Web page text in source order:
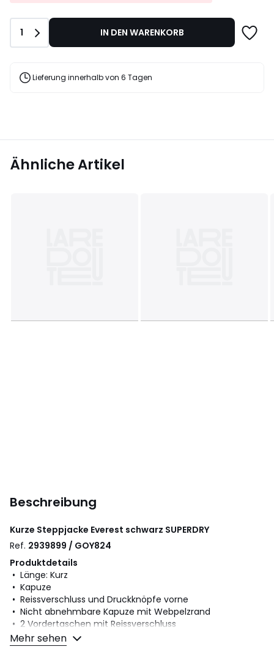
Code
LAST
Anzahl
1 IN DEN WARENKORB
Lieferung innerhalb von 6 Tagen
Ähnliche Artikel
Beschreibung
Kurze Steppjacke Everest schwarz SUPERDRY
Ref. 2939899 / GOY824
Produktdetails
• Länge: Kurz
• Kapuze
• Reissverschluss und Druckknöpfe vorne
• Nicht abnehmbare Kapuze mit Webpelzrand
• 2 Vordertaschen mit Reissverschluss
• Logo-Patch am Ärmel
Mehr sehen